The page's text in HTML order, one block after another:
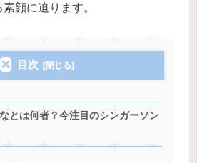
顔に迫ります。
目次
とは何者？今注目のシンガーソン